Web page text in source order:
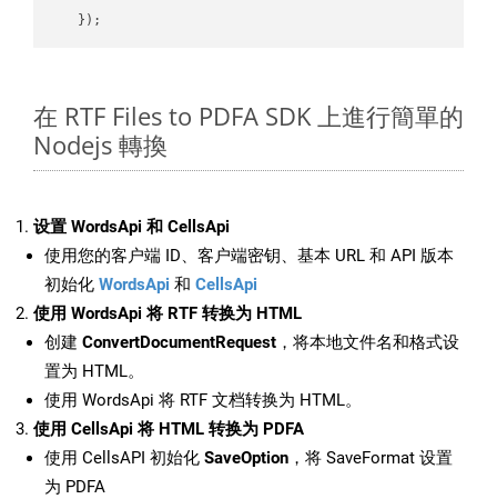
在 RTF Files to PDFA SDK 上進行簡單的
Nodejs 轉換
设置 WordsApi 和 CellsApi
使用您的客户端 ID、客户端密钥、基本 URL 和 API 版本
初始化 WordsApi 和 CellsApi
使用 WordsApi 将 RTF 转换为 HTML
创建 ConvertDocumentRequest ，将本地文件名和格式设
置为 HTML。
使用 WordsApi 将 RTF 文档转换为 HTML。
使用 CellsApi 将 HTML 转换为 PDFA
使用 CellsAPI 初始化 SaveOption ，将 SaveFormat 设置
为 PDFA